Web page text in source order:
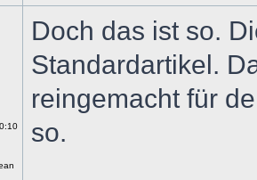
Doch das ist so.
Standardartikel.
reingemacht für
so.